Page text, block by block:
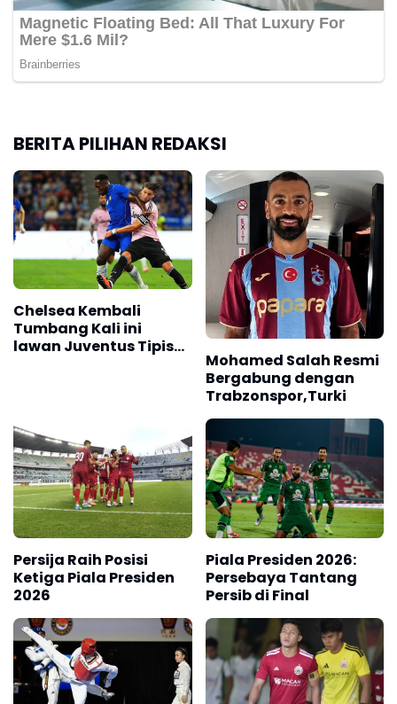
BERITA PILIHAN REDAKSI
Chelsea Kembali
Tumbang Kali ini
lawan Juventus Tipis
Mohamed Salah Resmi
Bergabung dengan
Trabzonspor,Turki
Persija Raih Posisi
Ketiga Piala Presiden
2026
Piala Presiden 2026:
Persebaya Tantang
Persib di Final